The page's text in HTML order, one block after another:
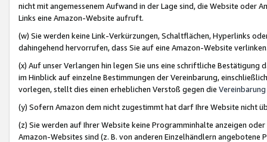
nicht mit angemessenem Aufwand in der Lage sind, die Website oder
Links eine Amazon-Website aufruft.
(w) Sie werden keine Link-Verkürzungen, Schaltflächen, Hyperlinks
dahingehend hervorrufen, dass Sie auf eine Amazon-Website
(x) Auf unser Verlangen hin legen Sie uns eine schriftliche
im Hinblick auf einzelne Bestimmungen der Vereinbarung,
vorlegen, stellt dies einen erheblichen Verstoß gegen die Vereinbarung
(y) Sofern Amazon dem nicht zugestimmt hat darf Ihre Website nicht
(z) Sie werden auf Ihrer Website keine Programminhalte anzeigen
Amazon-Websites sind (z. B. von anderen Einzelhändlern